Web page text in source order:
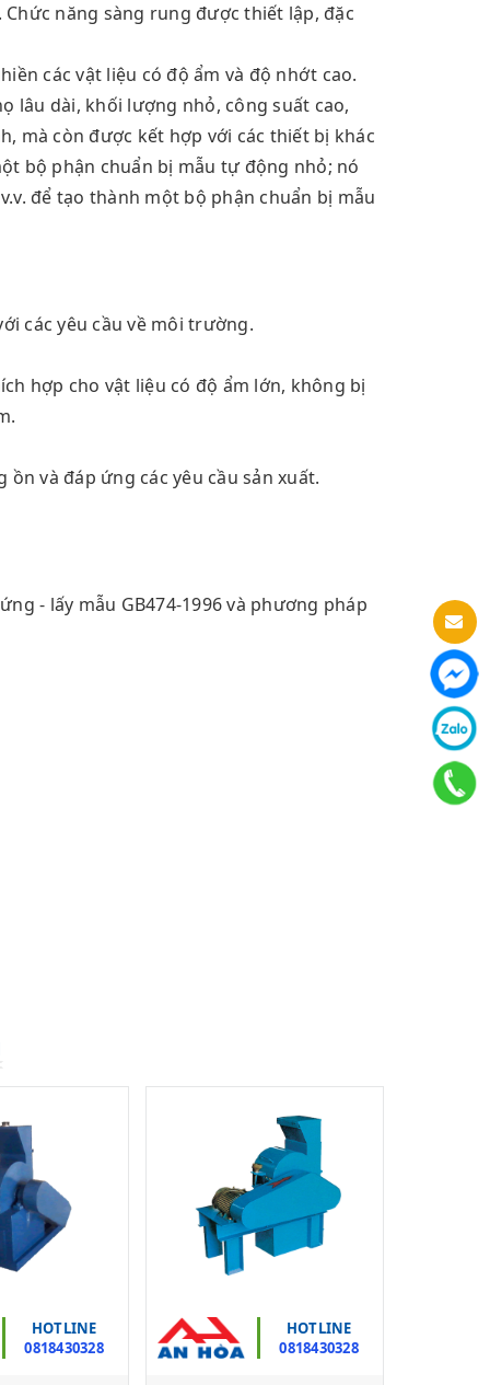
năng sàng rung được thiết lập, đặc
các vật liệu có độ ẩm và độ nhớt cao.
lâu dài, khối lượng nhỏ, công suất cao,
mà còn được kết hợp với các thiết bị khác
bộ phận chuẩn bị mẫu tự động nhỏ; nó
để tạo thành một bộ phận chuẩn bị mẫu
các yêu cầu về môi trường.
hợp cho vật liệu có độ ẩm lớn, không bị
và đáp ứng các yêu cầu sản xuất.
- lấy mẫu GB474-1996 và phương pháp
HOTLINE
0818430328
HOTLINE
0818430328